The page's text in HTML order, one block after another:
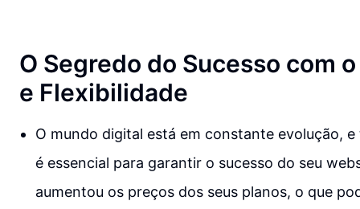
O Segredo do Sucesso com
e Flexibilidade
O mundo digital está em constante evolução,
é essencial para garantir o sucesso do seu
aumentou os preços dos seus planos, o que